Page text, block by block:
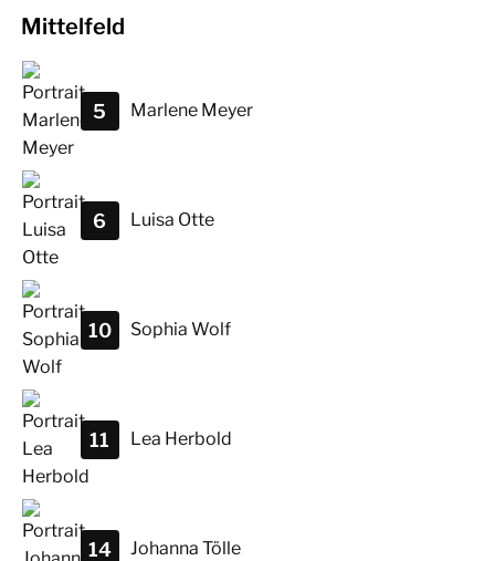
Mittelfeld
Marlene Meyer
5
Luisa Otte
6
SophiaWolf
10
Lea Herbold
11
Johanna Tölle
14